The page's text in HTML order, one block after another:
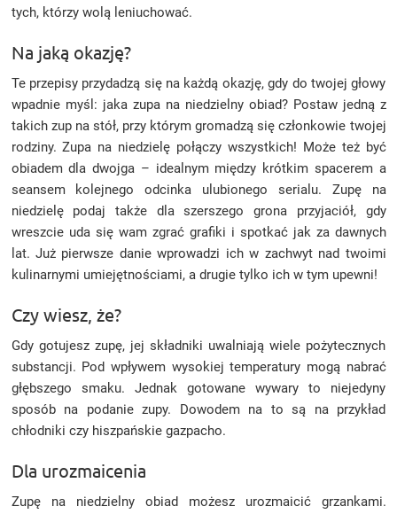
tych, którzy wolą leniuchować.
Na jaką okazję?
Te przepisy przydadzą się na każdą okazję, gdy do twojej głowy
wpadnie myśl: jaka zupa na niedzielny obiad? Postaw jedną z
takich zup na stół, przy którym gromadzą się członkowie twojej
rodziny. Zupa na niedzielę połączy wszystkich! Może też być
obiadem dla dwojga – idealnym między krótkim spacerem a
seansem kolejnego odcinka ulubionego serialu. Zupę na
niedzielę podaj także dla szerszego grona przyjaciół, gdy
wreszcie uda się wam zgrać grafiki i spotkać jak za dawnych
lat. Już pierwsze danie wprowadzi ich w zachwyt nad twoimi
kulinarnymi umiejętnościami, a drugie tylko ich w tym upewni!
Czy wiesz, że?
Gdy gotujesz zupę, jej składniki uwalniają wiele pożytecznych
substancji. Pod wpływem wysokiej temperatury mogą nabrać
głębszego smaku. Jednak gotowane wywary to niejedyny
sposób na podanie zupy. Dowodem na to są na przykład
chłodniki czy hiszpańskie gazpacho.
Dla urozmaicenia
Zupę na niedzielny obiad możesz urozmaicić grzankami.